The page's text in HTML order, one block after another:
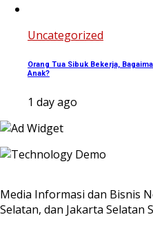
Uncategorized
Orang Tua Sibuk Bekerja,
Anak?
1 day ago
Media Informasi dan Bisnis
Selatan, dan Jakarta Selatan